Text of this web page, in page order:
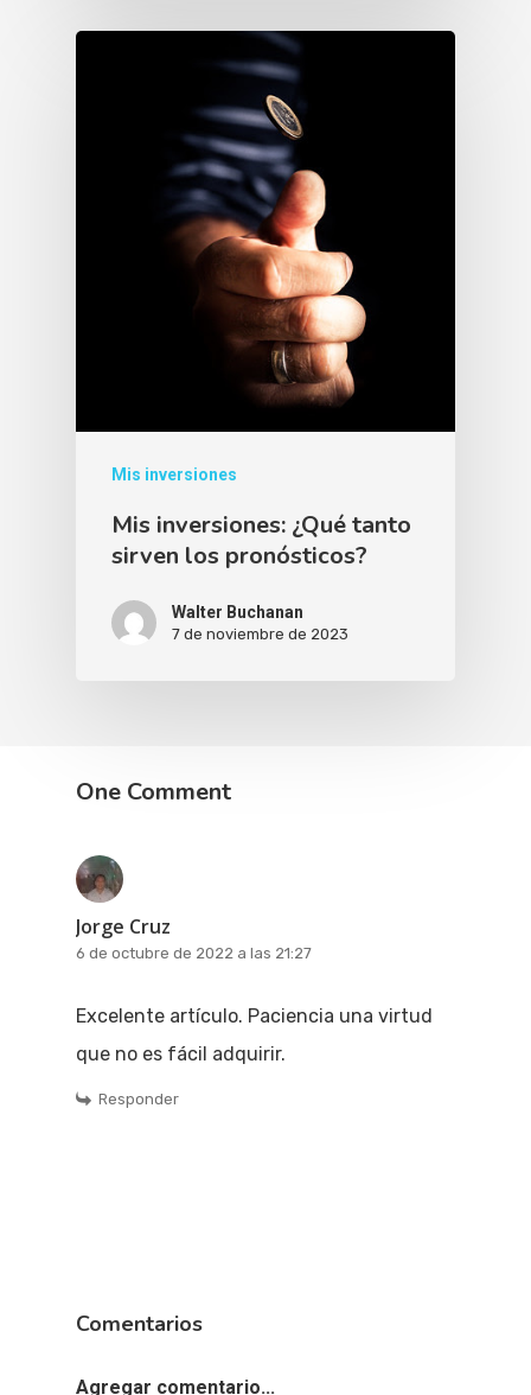
Mis inversiones
Mis inversiones: ¿Qué tanto
sirven los pronósticos?
Walter Buchanan
7 de noviembre de 2023
One Comment
Jorge Cruz
6 de octubre de 2022 a las 21:27
Excelente artículo. Paciencia una virtud
que no es fácil adquirir.
Responder
Comentarios
Agregar comentario...